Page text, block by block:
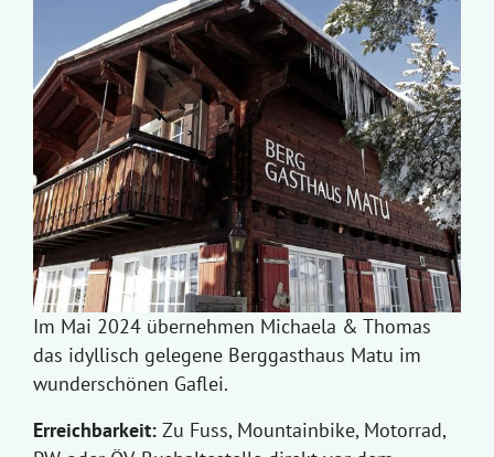
Im Mai 2024 übernehmen Michaela & Thomas
das idyllisch gelegene Berggasthaus Matu im
wunderschönen Gaflei.
Erreichbarkeit: Zu Fuss, Mountainbike, Motorrad,